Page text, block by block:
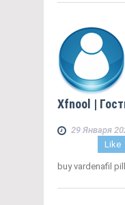
Xfnool |
29 Января
Like
buy vardenafil